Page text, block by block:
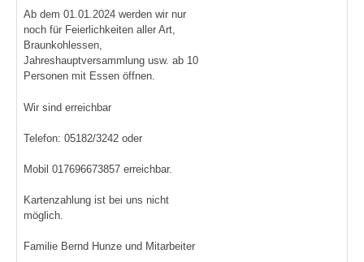
Ab dem 01.01.2024 werden wir nur
noch für Feierlichkeiten aller Art,
Braunkohlessen,
Jahreshauptversammlung usw. ab 10
Personen mit Essen öffnen.
Wir sind erreichbar
Telefon: 05182/3242 oder
Mobil 017696673857 erreichbar.
Kartenzahlung ist bei uns nicht
möglich.
Familie Bernd Hunze und Mitarbeiter